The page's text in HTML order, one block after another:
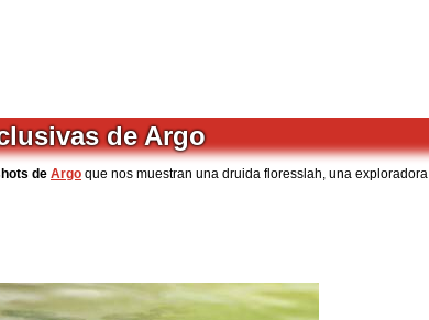
de Argo
de Argo que nos muestran una druida floresslah, una exploradora